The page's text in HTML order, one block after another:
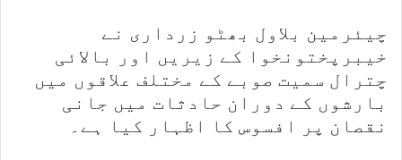
چیئرمین بلاول بھٹو زرداری نے
خیبرپختونخوا کے زیریں اور بالائی
چترال سمیت صوبے کے مختلف علاقوں میں
بارشوں کے دوران حادثات میں جانی
نقصان پر افسوس کا اظہار کیا ہے۔